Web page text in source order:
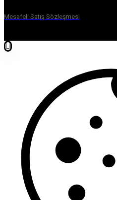
Mesafeli Satış Sözleşmesi